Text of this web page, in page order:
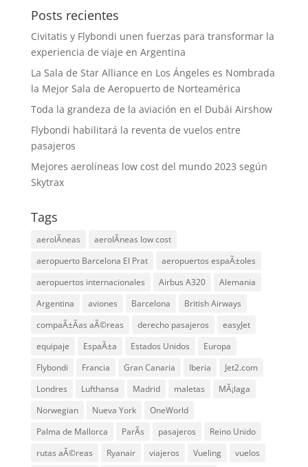
Posts recientes
Civitatis y Flybondi unen fuerzas para transformar la
experiencia de viaje en Argentina
La Sala de Star Alliance en Los Ángeles es Nombrada
la Mejor Sala de Aeropuerto de Norteamérica
Toda la grandeza de la aviación en el Dubái Airshow
Flybondi habilitará la reventa de vuelos entre
pasajeros
Mejores aerolíneas low cost del mundo 2023 según
Skytrax
Tags
aerolÃ­neas
aerolÃ­neas low cost
aeropuerto Barcelona El Prat
aeropuertos espaÃ±oles
aeropuertos internacionales
Airbus A320
Alemania
Argentina
aviones Barcelona
British Airways
compaÃ±Ã­as aÃ©reas
derecho pasajeros
easyJet
equipaje
EspaÃ±a Estados Unidos
Europa
Flybondi
Francia Gran Canaria Iberia
Jet2.com
Londres
Lufthansa Madrid maletas
MÃ¡laga
Norwegian
Nueva York
OneWorld
Palma de Mallorca
ParÃ­s pasajeros
Reino Unido
rutas aÃ©reas
Ryanair viajeros Vueling vuelos